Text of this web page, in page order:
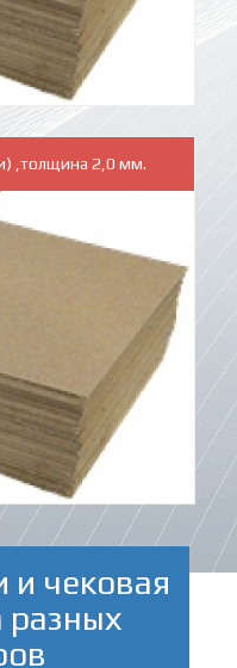
,толщина 2,0 мм.
и чековая
разных